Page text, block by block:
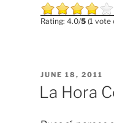
Rating: 4.0/5 (1 vote
POSTED
ON
JUNE 18, 2011
La Hora